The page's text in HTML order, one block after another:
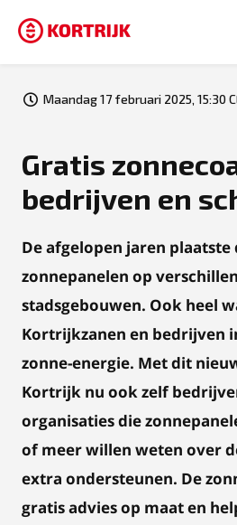
Maandag 17 februari 2025, 15:30
Gratis
bedrijven en
De afgelopen jaren plaatste
zonnepanelen op
stadsgebouwen. Ook heel
Kortrijkzanen en bedrijven
zonne-energie. Met dit
Kortrijk nu ook zelf
organisaties die
of meer willen weten over
extra ondersteunen. De
gratis advies op maat en